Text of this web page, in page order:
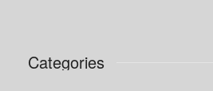
Categories